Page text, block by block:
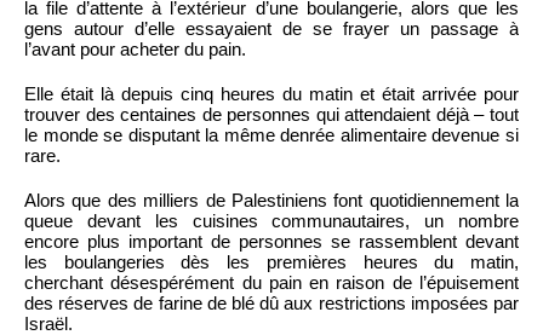
la file d’attente à l’extérieur d’une boulangerie, alors que les
gens autour d’elle essayaient de se frayer un passage à
l’avant pour acheter du pain.
Elle était là depuis cinq heures du matin et était arrivée pour
trouver des centaines de personnes qui attendaient déjà – tout
le monde se disputant la même denrée alimentaire devenue si
rare.
Alors que des milliers de Palestiniens font quotidiennement la
queue devant les cuisines communautaires, un nombre
encore plus important de personnes se rassemblent devant
les boulangeries dès les premières heures du matin,
cherchant désespérément du pain en raison de l’épuisement
des réserves de farine de blé dû aux restrictions imposées par
Israël.